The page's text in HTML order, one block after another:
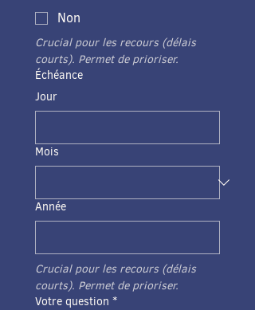
Non
Crucial pour les recours (délais
courts). Permet de prioriser.
Échéance
Jour
Mois
Année
Crucial pour les recours (délais
courts). Permet de prioriser.
Votre question *